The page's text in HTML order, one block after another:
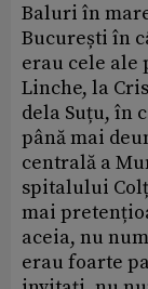
Baluri în
București în
erau cele ale
Linche, la
dela Suțu, în
până mai
centrală a
spitalului
mai
aceia, nu
erau foarte